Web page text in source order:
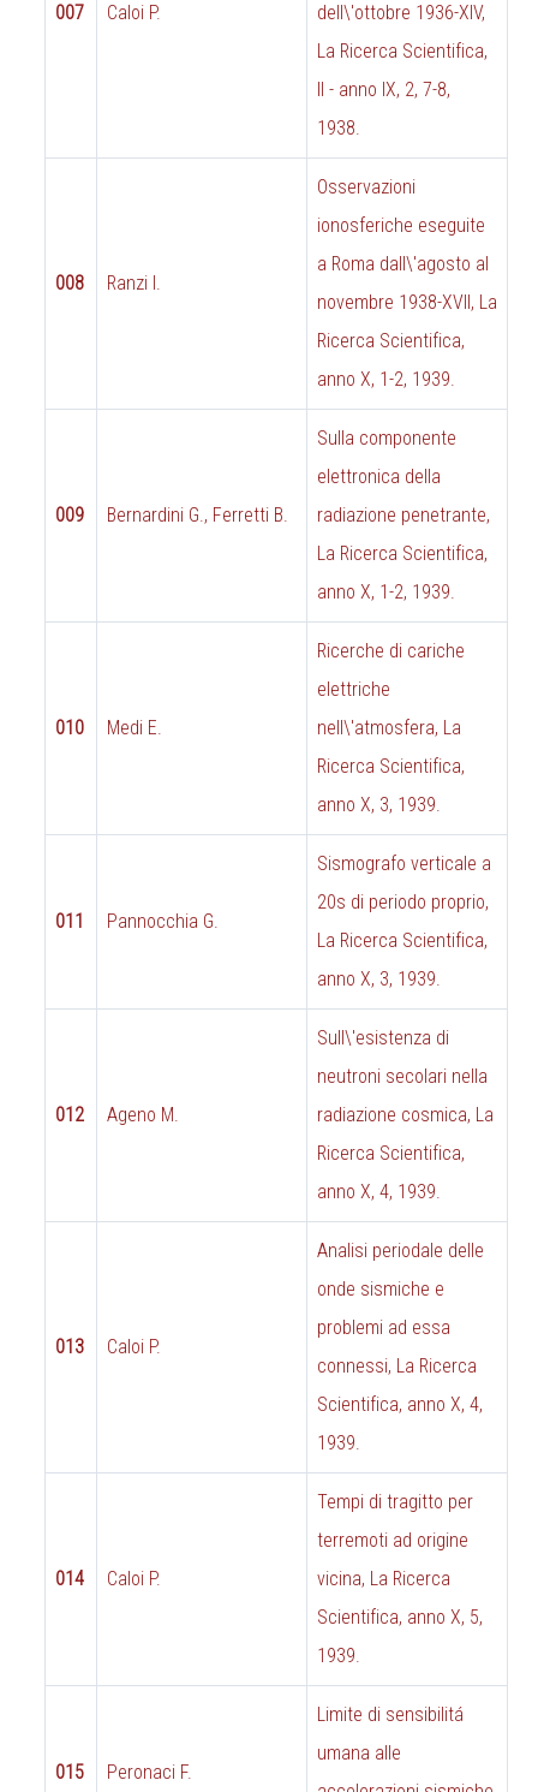
007 Caloi P.
dell\'ottobre 1936-XIV,
La Ricerca Scientifica,
II - anno IX, 2, 7-8,
1938.
008 Ranzi I.
Osservazioni
ionosferiche eseguite
a Roma dall\'agosto al
novembre 1938-XVII, La
Ricerca Scientifica,
anno X, 1-2, 1939.
009 Bernardini G., Ferretti B.
Sulla componente
elettronica della
radiazione penetrante,
La Ricerca Scientifica,
anno X, 1-2, 1939.
010 Medi E.
Ricerche di cariche
elettriche
nell\'atmosfera, La
Ricerca Scientifica,
anno X, 3, 1939.
011 Pannocchia G.
Sismografo verticale a
20s di periodo proprio,
La Ricerca Scientifica,
anno X, 3, 1939.
012 Ageno M.
Sull\'esistenza di
neutroni secolari nella
radiazione cosmica, La
Ricerca Scientifica,
anno X, 4, 1939.
013 Caloi P.
Analisi periodale delle
onde sismiche e
problemi ad essa
connessi, La Ricerca
Scientifica, anno X, 4,
1939.
014 Caloi P.
Tempi di tragitto per
terremoti ad origine
vicina, La Ricerca
Scientifica, anno X, 5,
1939.
015 Peronaci F.
Limite di sensibilitá
umana alle